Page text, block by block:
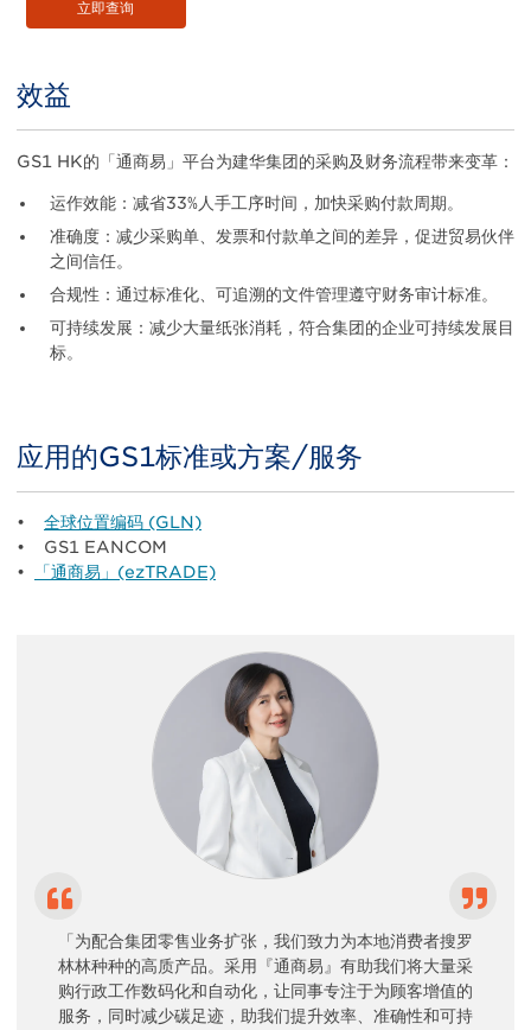
立即查询
Title
效益
Body
GS1 HK的「通商易」平台为建华集团的采购及财务流程带来变革：
运作效能：减省33%人手工序时间，加快采购付款周期。
准确度：减少采购单、发票和付款单之间的差异，促进贸易伙伴
之间信任。
合规性：通过标准化、可追溯的文件管理遵守财务审计标准。
可持续发展：减少大量纸张消耗，符合集团的企业可持续发展目
标。
Title
应用的GS1标准或方案/服务
Body
• 全球位置编码 (GLN)
• GS1 EANCOM
•
「通商易」(ezTRADE)
「为配合集团零售业务扩张，我们致力为本地消费者搜罗
林林种种的高质产品。采用『通商易』有助我们将大量采
购行政工作数码化和自动化，让同事专注于为顾客增值的
服务，同时减少碳足迹，助我们提升效率、准确性和可持